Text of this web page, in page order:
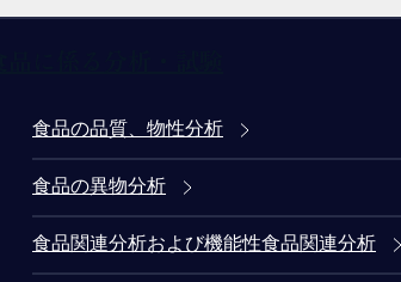
食品の品質、物性分析
食品の異物分析
食品関連分析および機能性食品関連分析